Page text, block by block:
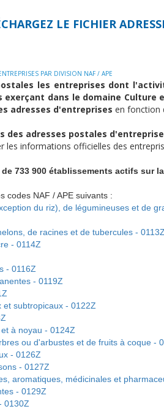
LE FICHIER
PAR DIVISION NAF / APE
les entreprises dont
dans le domaine Culture
adresses d'entreprises en fonction
des adresses postales
les informations officielles des
733 900 établissements actifs sur
codes NAF / APE suivants :
du riz), de légumineuses et de
de racines et de tubercules - 0113Z
- 0114Z
- 0116Z
- 0119Z
subtropicaux - 0122Z
à noyau - 0124Z
ou d'arbustes et de fruits à coque -
- 0126Z
- 0127Z
aromatiques, médicinales et
- 0129Z
0130Z